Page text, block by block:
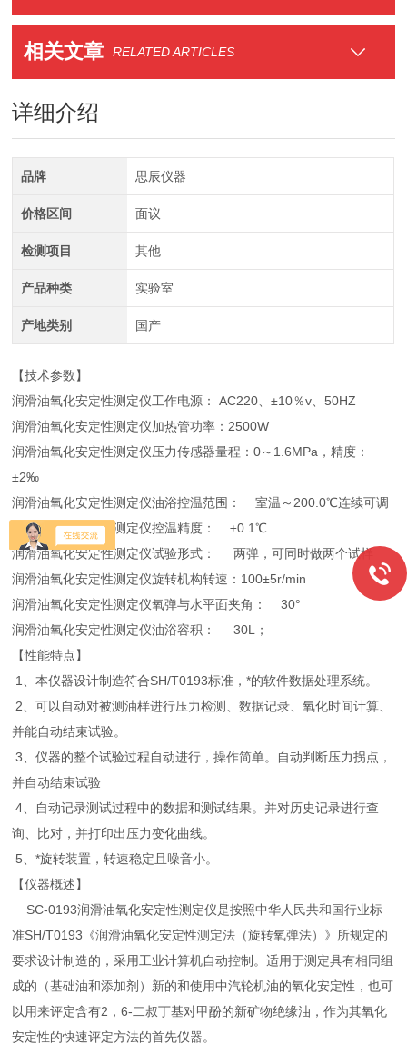
相关文章 RELATED ARTICLES
详细介绍
品牌 思辰仪器
价格区间 面议
检测项目 其他
产品种类 实验室
产地类别 国产
【技术参数】
润滑油氧化安定性测定仪工作电源： AC220、±10％v、50HZ
润滑油氧化安定性测定仪加热管功率：2500W
润滑油氧化安定性测定仪压力传感器量程：0～1.6MPa，精度：
±2‰
润滑油氧化安定性测定仪油浴控温范围： 室温～200.0℃连续可调
润滑油氧化安定性测定仪控温精度： ±0.1℃
润滑油氧化安定性测定仪试验形式： 两弹，可同时做两个试样
润滑油氧化安定性测定仪旋转机构转速：100±5r/min
润滑油氧化安定性测定仪氧弹与水平面夹角： 30°
润滑油氧化安定性测定仪油浴容积： 30L；
【性能特点】
1、本仪器设计制造符合SH/T0193标准，*的软件数据处理系统。
2、可以自动对被测油样进行压力检测、数据记录、氧化时间计算、
并能自动结束试验。
3、仪器的整个试验过程自动进行，操作简单。自动判断压力拐点，
并自动结束试验
4、自动记录测试过程中的数据和测试结果。并对历史记录进行查
询、比对，并打印出压力变化曲线。
5、*旋转装置，转速稳定且噪音小。
【仪器概述】
SC-0193润滑油氧化安定性测定仪是按照中华人民共和国行业标
准SH/T0193《润滑油氧化安定性测定法（旋转氧弹法）》所规定的
要求设计制造的，采用工业计算机自动控制。适用于测定具有相同组
成的（基础油和添加剂）新的和使用中汽轮机油的氧化安定性，也可
以用来评定含有2，6-二叔丁基对甲酚的新矿物绝缘油，作为其氧化
安定性的快速评定方法的首先仪器。